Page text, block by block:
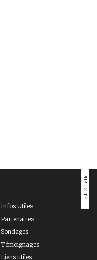
PUBLICITÉ
Infos Utiles
Partenaires
Sondages
Témoignages
Liens utiles